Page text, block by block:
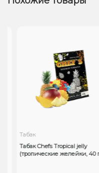
Табак
Табак Chefs Tropical jelly
(тропические желейки, 40 г)